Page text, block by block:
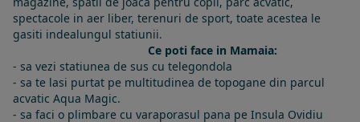
spectacole in aer liber, terenuri de sport, toate acestea le
gasiti indealungul statiunii.
Ce poti face in Mamaia:
- sa vezi statiunea de sus cu telegondola
- sa te lasi purtat pe multitudinea de topogane din parcul
acvatic Aqua Magic.
- sa faci o plimbare cu varaporasul pana pe Insula Ovidiu